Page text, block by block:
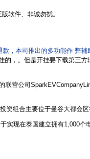
软件、非诚勿扰。
，本司推出的多功能作 弊
的，。但是开挂要下载第三
联营公司
资组合主要位于曼谷大都会区
实现在泰国建立拥有1,000